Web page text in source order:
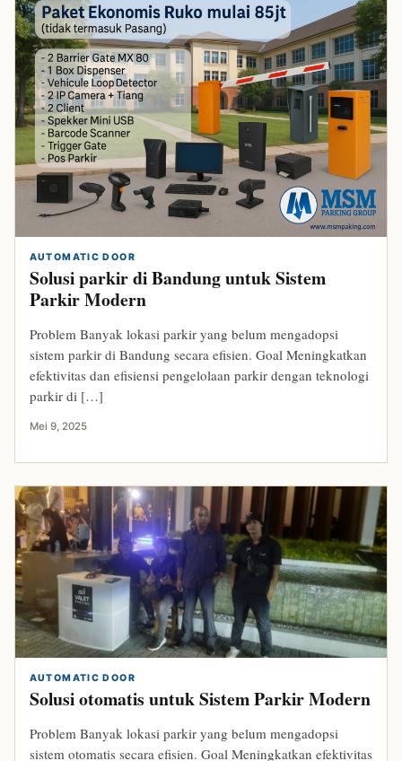
AUTOMATIC DOOR
Solusi parkir di Bandung untuk Sistem
Parkir Modern
Problem Banyak lokasi parkir yang belum mengadopsi
sistem parkir di Bandung secara efisien. Goal Meningkatkan
efektivitas dan efisiensi pengelolaan parkir dengan teknologi
parkir di […]
Mei 9, 2025
AUTOMATIC DOOR
Solusi otomatis untuk Sistem Parkir Modern
Problem Banyak lokasi parkir yang belum mengadopsi
sistem otomatis secara efisien. Goal Meningkatkan efektivitas